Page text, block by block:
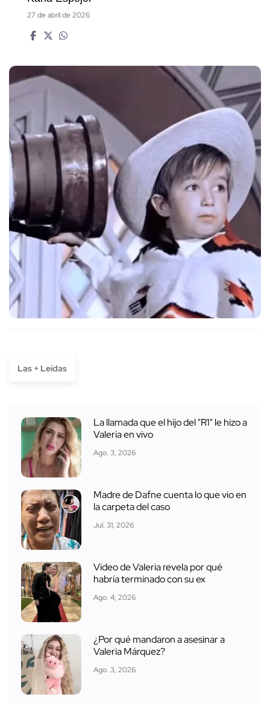
27 de abril de 2026
Las + Leídas
La llamada que el hijo del "R1" le hizo a
Valeria en vivo
Ago. 3, 2026
Madre de Dafne cuenta lo que vio en
la carpeta del caso
Jul. 31, 2026
Video de Valeria revela por qué
habría terminado con su ex
Ago. 4, 2026
¿Por qué mandaron a asesinar a
Valeria Márquez?
Ago. 3, 2026